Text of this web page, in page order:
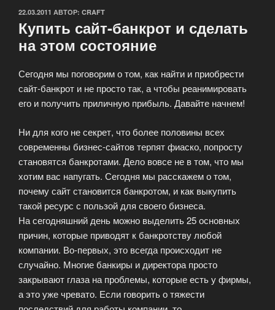
ОПУБЛИКОВАНО
22.03.2011 АВТОР: CRAFT
Купить сайт-банкрот и сделать
на этом состояние
Сегодня мы поговорим о том, как найти и приобрести
сайт-банкрот и не просто так, а чтобы реанимировать
его и получить приличную прибыль. Давайте начнем!
Ни для кого не секрет, что более половины всех
современны бизнес-сайтов терпят фиаско, попросту
становятся банкротами. Дело вовсе не в том, что мы
хотим вас напугать. Сегодня мы расскажем о том,
почему сайт становится банкротом, и как выкупить
такой ресурс с пользой для своего бизнеса.
На сегодняшний день можно выделить 25 основных
причин, которые приводят к банкротству любой
компании. Во-первых, это всегда происходит не
случайно. Многие банкиры и директора просто
закрывают глаза на проблемы, которые есть у фирмы,
а это уже чревато. Если говорить о тяжести